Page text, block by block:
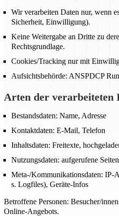
Wir verarbeiten Daten nur, wenn
Sicherheit, Einwilligung).
Keine Weitergabe an Dritte zu
Rechtsgrundlage.
Cookies/Tracking nur mit
Aufsichtsbehörde: ANSPDCP
Arten der verarbeiteten
Bestandsdaten: Name, Adresse
Kontaktdaten: E-Mail, Telefon
Inhaltsdaten: Freitexte,
Nutzungsdaten: aufgerufene
Meta-/Kommunikationsdaten: IP-
s. Logfiles), Geräte-Infos
Betroffene Personen: Besucher/
Online-Angebots.